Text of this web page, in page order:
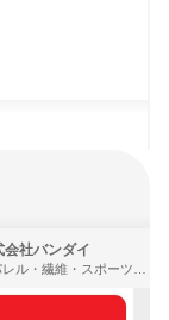
会社バンダイ